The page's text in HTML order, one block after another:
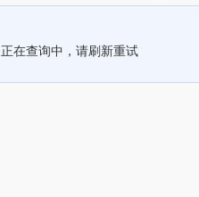
正在查询中，请刷新重试